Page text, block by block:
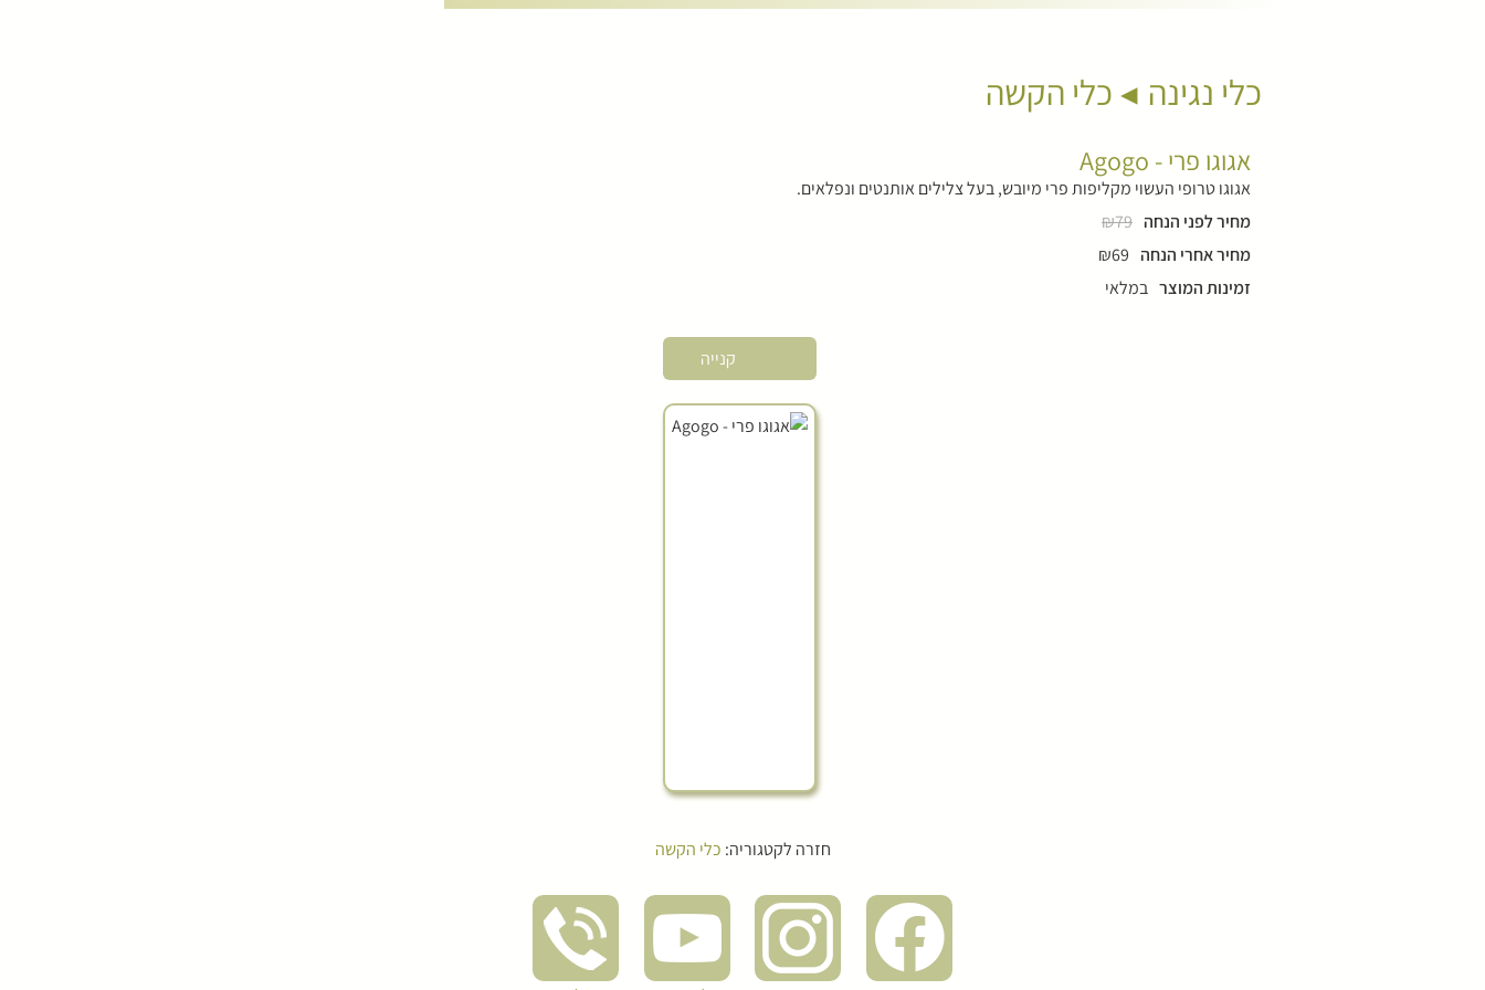
כלי נגינה כלי הקשה
אגוגו פרי - Agogo
אגוגו טרופי העשוי מקליפות פרי מיובש, בעל צלילים אותנטים ונפלאים.
מחיר לפני הנחה ₪79
מחיר אחרי הנחה ₪69
זמינות המוצר במלאי
קנייה
חזרה לקטגוריה: כלי הקשה